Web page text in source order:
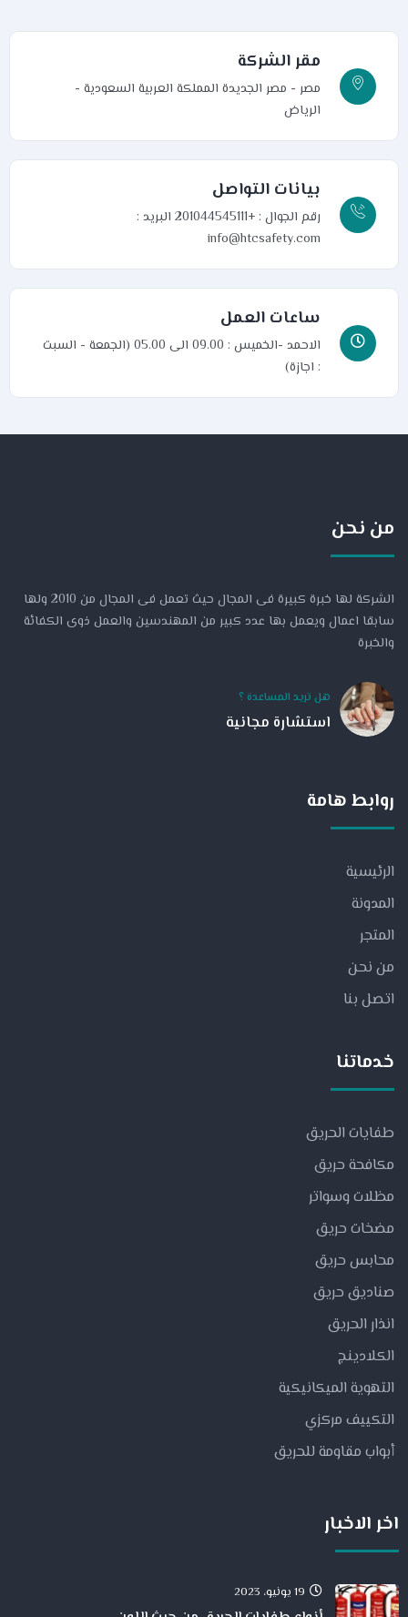
مقر الشركة
مصر - مصر الجديدة المملكة العربية السعودية -
الرياض
بيانات التواصل
رقم الجوال : +201044545111
البريد :
info@htcsafety.com
ساعات العمل
الاحمد -الخميس : 09.00 الى 05.00 (الجمعة - السبت
: اجازة)
من نحن
الشركة لها خبرة كبيرة فى المجال حيث تعمل فى المجال من 2010 ولها
سابقا اعمال ويعمل بها عدد كبير من المهندسين والعمل ذوى الكفائة
والخبرة
هل تريد المساعدة ؟
استشارة مجانية
روابط هامة
الرئيسية
المدونة
المتجر
من نحن
اتصل بنا
خدماتنا
طفايات الحريق
مكافحة حريق
مظلات وسواتر
مضخات حريق
محابس حريق
صناديق حريق
انذار الحريق
الكلادينج
التهوية الميكانيكية
التكييف مركزي
أبواب مقاومة للحريق
اخر الاخبار
19 يونيو، 2023